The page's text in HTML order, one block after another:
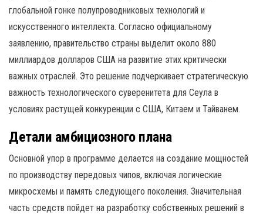
глобальной гонке полупроводниковых технологий и
искусственного интеллекта. Согласно официальному
заявлению, правительство страны выделит около 880
миллиардов долларов США на развитие этих критически
важных отраслей. Это решение подчеркивает стратегическую
важность технологического суверенитета для Сеула в
условиях растущей конкуренции с США, Китаем и Тайванем.
Детали амбициозного плана
Основной упор в программе делается на создание мощностей
по производству передовых чипов, включая логические
микросхемы и память следующего поколения. Значительная
часть средств пойдет на разработку собственных решений в